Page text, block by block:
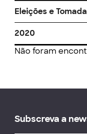
Eleições e
2020
Não foram
Subscreva a